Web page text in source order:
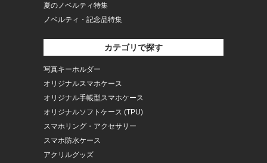
夏のノベルティ特集
ノベルティ・記念品特集
カテゴリで探す
写真キーホルダー
オリジナルスマホケース
オリジナル手帳型スマホケース
オリジナルソフトケース (TPU)
スマホリング・アクセサリー
スマホ防水ケース
アクリルグッズ